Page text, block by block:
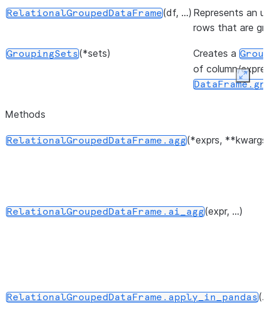
RelationalGroupedDataFrame(df, ...) Represents an
rows that are
GroupingSets(*sets) Creates a
of column/
Methods
RelationalGroupedDataFrame.agg(*exprs,
RelationalGroupedDataFrame.ai_agg(expr, ...)
RelationalGroupedDataFrame.apply_in_pandas